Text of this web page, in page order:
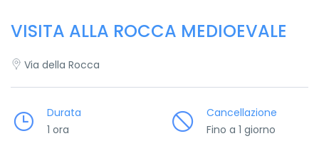
VISITA ALLA ROCCA MEDIOEVALE
Via della Rocca
Durata
1 ora
Cancellazione
Fino a 1 giorno